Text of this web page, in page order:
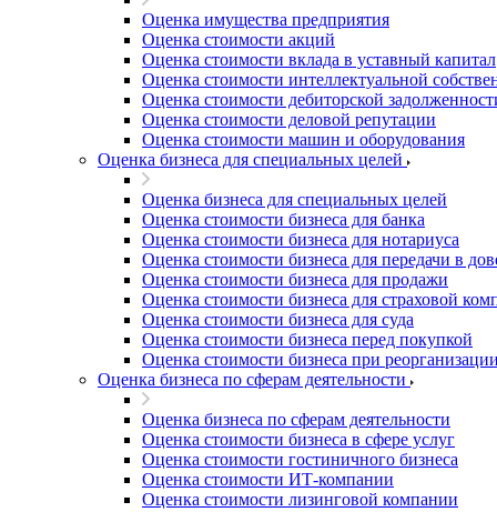
Оценка имущества предприятия
Оценка стоимости акций
Оценка стоимости вклада в уставный капитал
Оценка стоимости интеллектуальной
Оценка стоимости дебиторской
Оценка стоимости деловой репутации
Оценка стоимости машин и оборудования
Оценка бизнеса для специальных целей
Оценка бизнеса для специальных целей
Оценка стоимости бизнеса для банка
Оценка стоимости бизнеса для нотариуса
Оценка стоимости бизнеса для передачи в
Оценка стоимости бизнеса для продажи
Оценка стоимости бизнеса для страховой
Оценка стоимости бизнеса для суда
Оценка стоимости бизнеса перед покупкой
Оценка стоимости бизнеса при реорганизации
Оценка бизнеса по сферам деятельности
Оценка бизнеса по сферам деятельности
Оценка стоимости бизнеса в сфере услуг
Оценка стоимости гостиничного бизнеса
Оценка стоимости ИТ-компании
Оценка стоимости лизинговой компании
Благовещенск
Благодарный
Богородицк
Боготол
Большой Камень
Бор
Борисоглебск
Боровичи
Братск
Бронницы
Брянск
Бугульма
Бугуруслан
Бузулук
Буйнакск
Бутурлиновка
Валдай
Валуйки